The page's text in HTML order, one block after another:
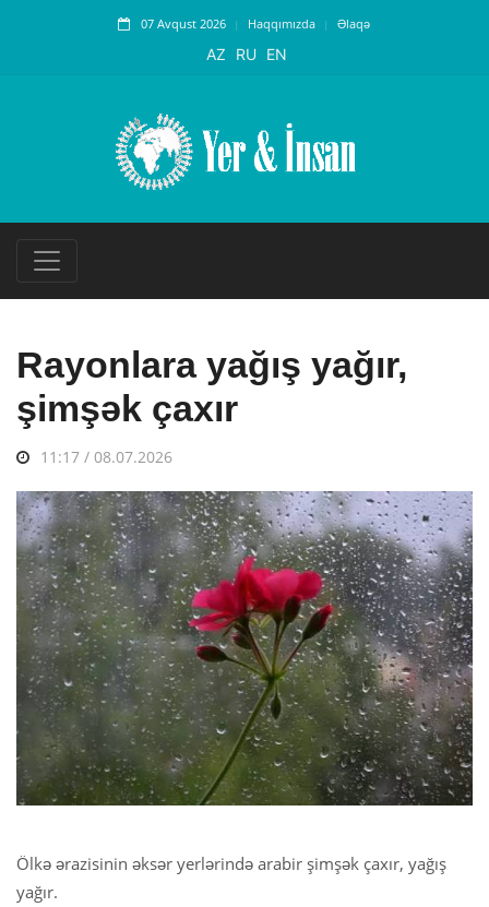
07 Avqust 2026 Haqqımızda Əlaqə
AZ RU EN
Rayonlara yağış yağır,
şimşək çaxır
11:17 / 08.07.2026
Ölkə ərazisinin əksər yerlərində arabir şimşək çaxır, yağış
yağır.